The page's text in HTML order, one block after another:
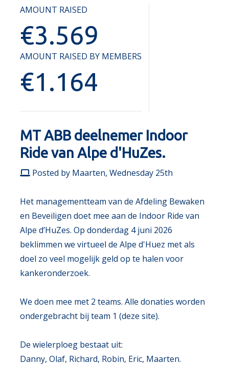
AMOUNT RAISED
€3.569
AMOUNT RAISED BY MEMBERS
€1.164
MT ABB deelnemer Indoor
Ride van Alpe d'HuZes.
Posted by Maarten, Wednesday 25th
Het managementteam van de Afdeling Bewaken
en Beveiligen doet mee aan de Indoor Ride van
Alpe d’HuZes. Op donderdag 4 juni 2026
beklimmen we virtueel de Alpe d'Huez met als
doel zo veel mogelijk geld op te halen voor
kankeronderzoek.
We doen mee met 2 teams. Alle donaties worden
ondergebracht bij team 1 (deze site).
De wielerploeg bestaat uit:
Danny, Olaf, Richard, Robin, Eric, Maarten.